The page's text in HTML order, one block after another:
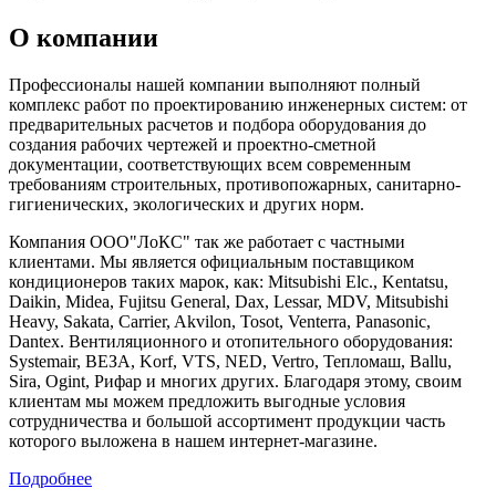
О компании
Профессионалы нашей компании выполняют полный
комплекс работ по проектированию инженерных систем: от
предварительных расчетов и подбора оборудования до
создания рабочих чертежей и проектно-сметной
документации, соответствующих всем современным
требованиям строительных, противопожарных, санитарно-
гигиенических, экологических и других норм.
Компания ООО"ЛоКС" так же работает с частными
клиентами. Мы является официальным поставщиком
кондиционеров таких марок, как: Mitsubishi Elc., Kentatsu,
Daikin, Midea, Fujitsu General, Dax, Lessar, MDV, Mitsubishi
Heavy, Sakata, Carrier, Akvilon, Tosot, Venterra, Panasonic,
Dantex. Вентиляционного и отопительного оборудования:
Systemair, ВЕЗА, Korf, VTS, NED, Vertro, Тепломаш, Ballu,
Sira, Ogint, Рифар и многих других. Благодаря этому, своим
клиентам мы можем предложить выгодные условия
сотрудничества и большой ассортимент продукции часть
которого выложена в нашем интернет-магазине.
Подробнее